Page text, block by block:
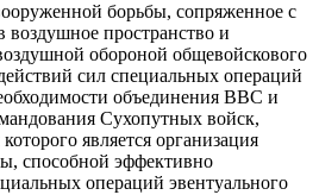
борьбы, сопряженное с
воздушное пространство и
обороной общевойскового
сил специальных операций
объединения ВВС и
Сухопутных войск,
является организация
способной эффективно
операций эвентуального